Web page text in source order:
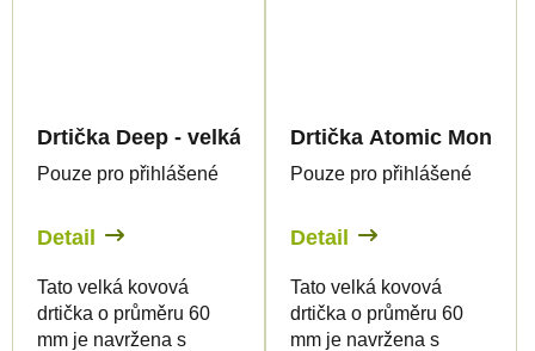
Drtička Deep - velká
Pouze pro přihlášené
Detail
Tato velká kovová
drtička o průměru 60
mm je navržena s
Drtička Atomic Monkey
Pouze pro přihlášené
Detail
Tato velká kovová
drtička o průměru 60
mm je navržena s